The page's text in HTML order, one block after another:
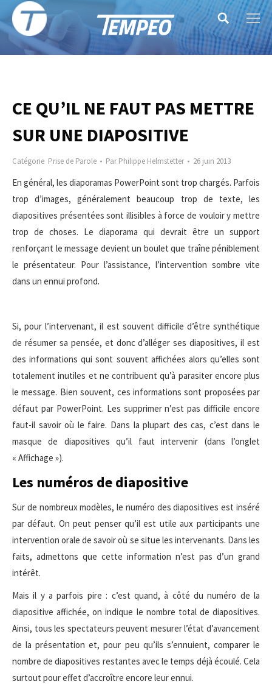
Search:
CE QU’IL NE FAUT PAS METTRE
SUR UNE DIAPOSITIVE
Catégorie Prise de Parole ParPhilippe Helmstetter 26 juin 2013
En général, les diaporamas PowerPoint sont trop chargés. Parfois
trop d’images, généralement beaucoup trop de texte, les
diapositives présentées sont illisibles à force de vouloir y mettre
trop de choses. Le diaporama qui devrait être un support
renforçant le message devient un boulet que traîne péniblement
le présentateur. Pour l’assistance, l’intervention sombre vite
dans un ennui profond.
Si, pour l’intervenant, il est souvent difficile d’être synthétique
de résumer sa pensée, et donc d’alléger ses diapositives, il est
des informations qui sont souvent affichées alors qu’elles sont
totalement inutiles et ne contribuent qu’à parasiter encore plus
le message. Bien souvent, ces informations sont proposées par
défaut par PowerPoint. Les supprimer n’est pas difficile encore
faut-il savoir où le faire. Dans la plupart des cas, c’est dans le
masque de diapositives qu’il faut intervenir (dans l’onglet
« Affichage »).
Les numéros de diapositive
Sur de nombreux modèles, le numéro des diapositives est inséré
par défaut. On peut penser qu’il est utile aux participants une
intervention orale de savoir où se situe les intervenants. Dans les
faits, admettons que cette information n’est pas d’un grand
intérêt.
Mais il y a parfois pire : c’est quand, à côté du numéro de la
diapositive affichée, on indique le nombre total de diapositives.
Ainsi, tous les spectateurs peuvent mesurer l’état d’avancement
de la présentation et, pour peu qu’ils s’ennuient, comparer le
nombre de diapositives restantes avec le temps déjà écoulé. Cela
surtout pour effet d’accroître encore leur ennui.